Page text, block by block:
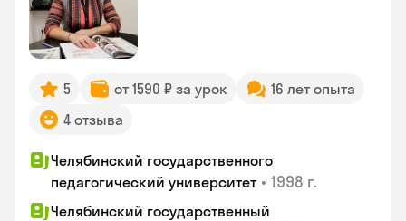
5 от 1590 ₽ за урок
16 лет опыта
4 отзыва
Челябинский государственного
педагогический университет • 1998 г.
Челябинский государственный